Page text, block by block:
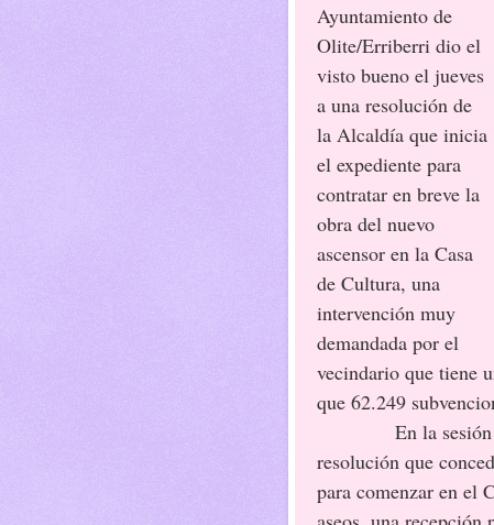
Ayuntamiento de
Olite/Erriberri dio el
visto bueno el jueves
a una resolución de
la Alcaldía que inicia
el expediente para
contratar en breve la
obra del nuevo
ascensor en la Casa
de Cultura, una
intervención muy
demandada por el
vecindario que tiene
que 62.249
En la
resolución que
para comenzar en el